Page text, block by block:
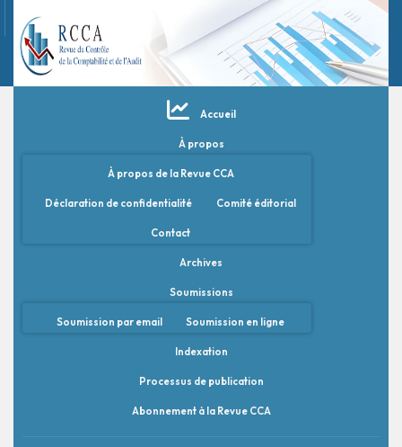
Accueil
À propos
À propos de la Revue CCA
Déclaration de confidentialité Comité éditorial
Contact
Archives
Soumissions
Soumission par email Soumission en ligne
Indexation
Processus de publication
Abonnement à la Revue CCA